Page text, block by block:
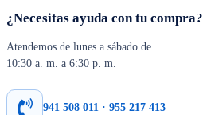
¿Necesitas ayuda con tu compra?
Atendemos de lunes a sábado de
10:30 a. m. a 6:30 p. m.
941 508 011 · 955 217 413